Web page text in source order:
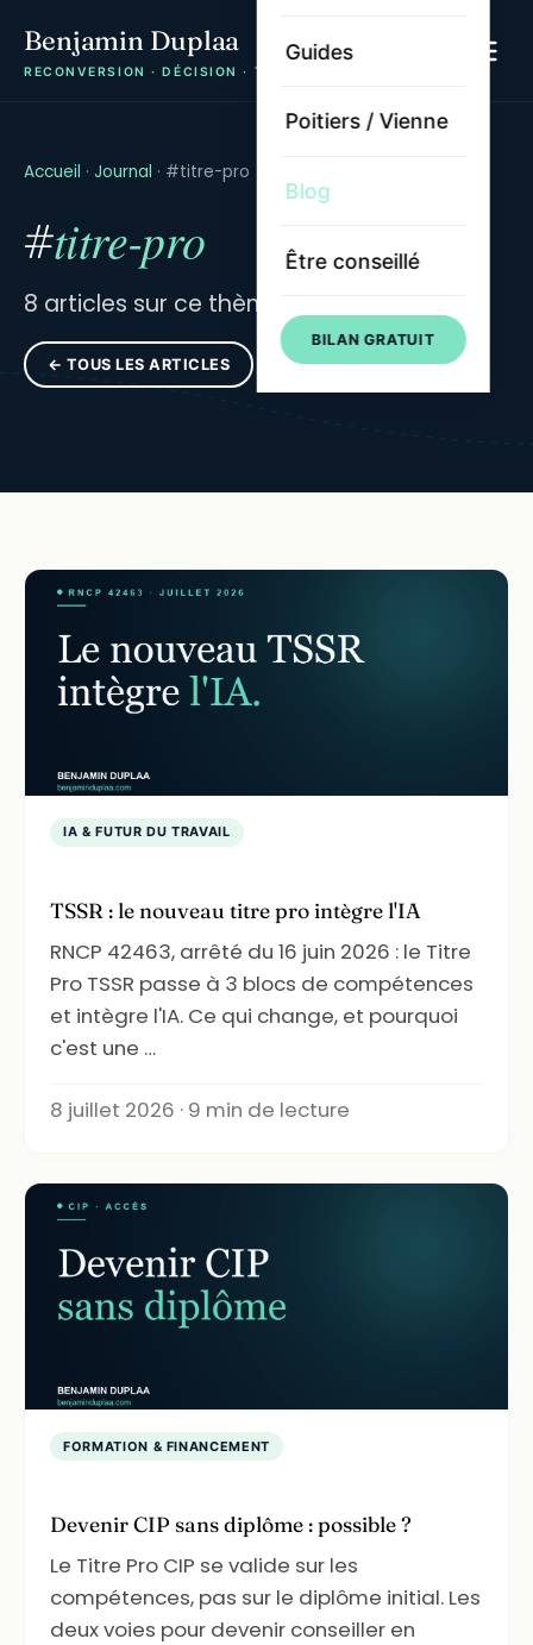
Benjamin Duplaa
RECONVERSION · DÉCISION · TRAJECTOIRE
Guides
Poitiers / Vienne
Blog
Être conseillé
BILAN GRATUIT
Accueil · Journal · #titre-pro
#titre-pro
8 articles sur ce thème.
← TOUS LES ARTICLES
IA & FUTUR DU TRAVAIL
TSSR : le nouveau titre pro intègre l'IA
RNCP 42463, arrêté du 16 juin 2026 : le Titre
Pro TSSR passe à 3 blocs de compétences
et intègre l'IA. Ce qui change, et pourquoi
c'est une …
8 juillet 2026 · 9 min de lecture
FORMATION & FINANCEMENT
Devenir CIP sans diplôme : possible ?
Le Titre Pro CIP se valide sur les
compétences, pas sur le diplôme initial. Les
deux voies pour devenir conseiller en